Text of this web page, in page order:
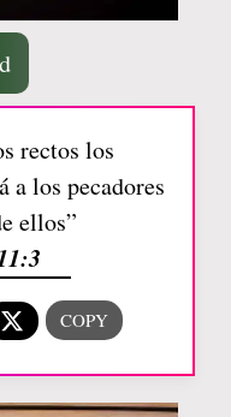
rectos los
a los pecadores
ellos”